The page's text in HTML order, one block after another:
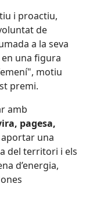
i proactiu,
de
a la seva
una figura
motiu
premi.
amb
pagesa,
una
del territori i els
d’energia,